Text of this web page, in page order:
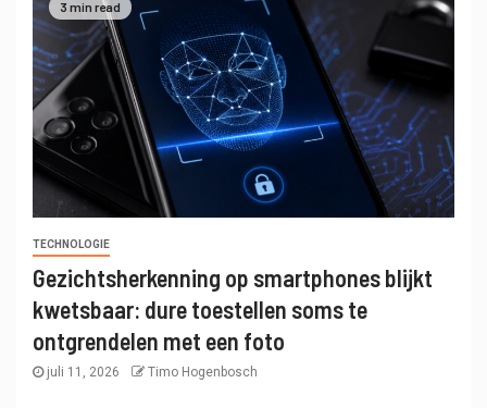
3 min read
TECHNOLOGIE
Gezichtsherkenning op smartphones blijkt
kwetsbaar: dure toestellen soms te
ontgrendelen met een foto
juli 11, 2026 Timo Hogenbosch